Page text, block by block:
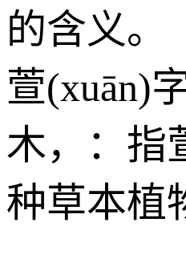
的含义。
萱(xuān)
木，：指
种草本植